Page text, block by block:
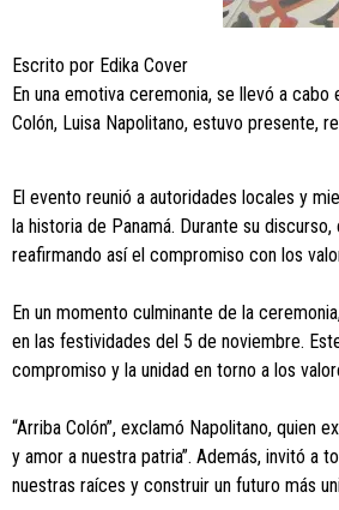
Escrito por Edika Cover
En una emotiva ceremonia, se llevó a
Colón, Luisa Napolitano, estuvo presente,
El evento reunió a autoridades locales y
la historia de Panamá. Durante su
reafirmando así el compromiso con los
En un momento culminante de la
en las festividades del 5 de noviembre.
compromiso y la unidad en torno a los
“Arriba Colón”, exclamó Napolitano,
y amor a nuestra patria”. Además, invitó a
nuestras raíces y construir un futuro más